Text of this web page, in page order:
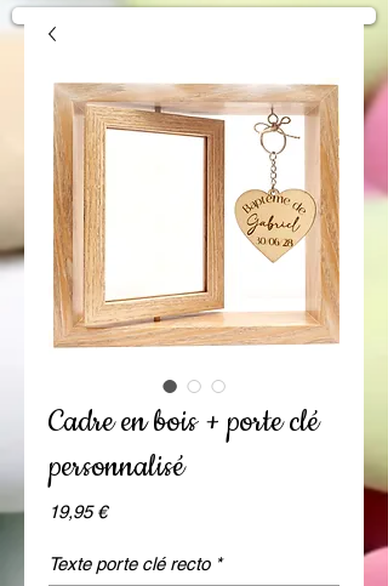
Cadre en bois + porte clé
personnalisé
19,95 €Prix
Texte porte clé recto *